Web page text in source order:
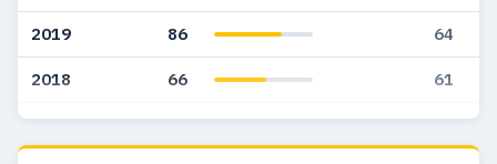
2019 86 64
2018 66 61
2017 32 27